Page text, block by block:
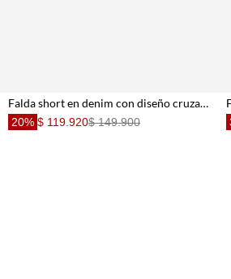
Falda short en denim con diseño cruzado en azul para niña
20% $ 119.920$ 149.900